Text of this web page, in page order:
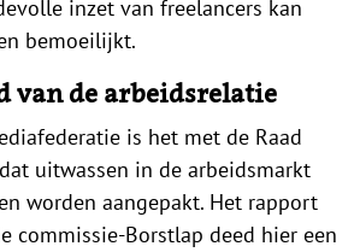
inzet van freelancers kan
bemoeilijkt.
van de arbeidsrelatie
is het met de Raad
uitwassen in de arbeidsmarkt
worden aangepakt. Het rapport
commissie-Borstlap deed hier een